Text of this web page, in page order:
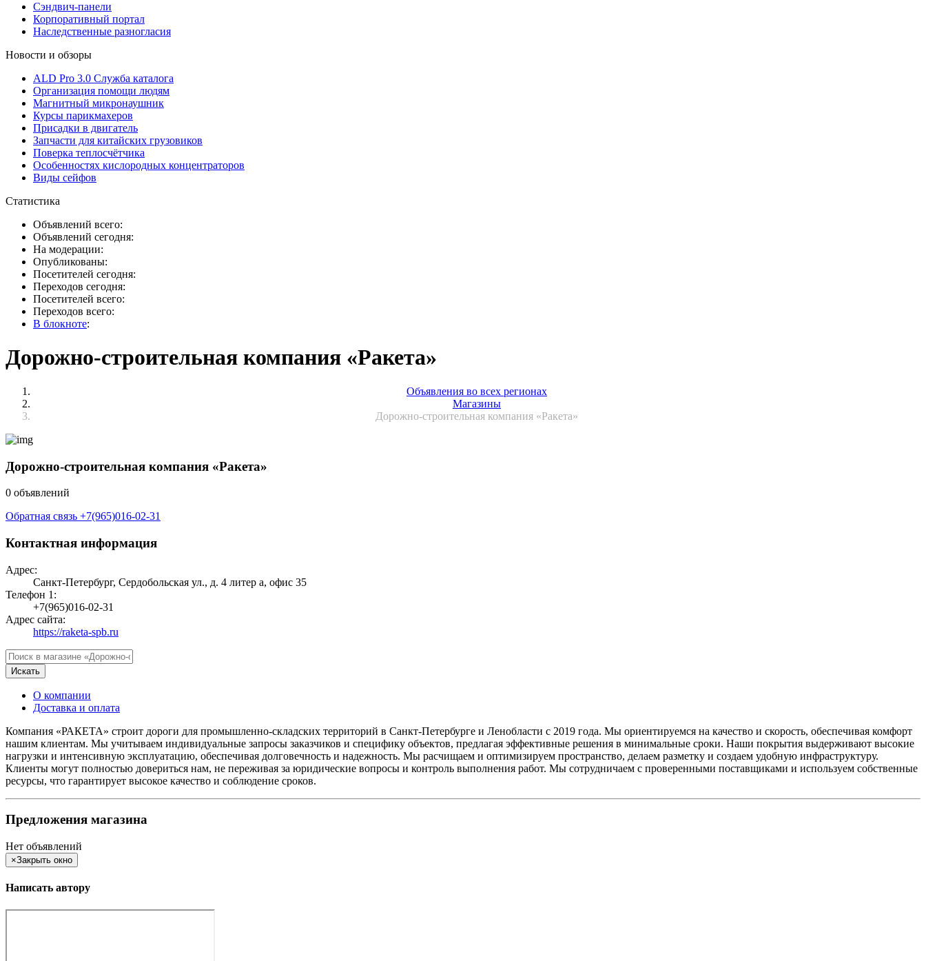
Сэндвич-панели
Корпоративный портал
Наследственные разногласия
Новости и обзоры
ALD Pro 3.0 Служба каталога
Организация помощи людям
Магнитный микронаушник
Курсы парикмахеров
Присадки в двигатель
Запчасти для китайских грузовиков
Поверка теплосчётчика
Особенностях кислородных концентраторов
Виды сейфов
Статистика
Объявлений всего:
Объявлений сегодня:
На модерации:
Опубликованы:
Посетителей сегодня:
Переходов сегодня:
Посетителей всего:
Переходов всего:
В блокноте:
Дорожно-строительная компания «Ракета»
Объявления во всех регионах
Магазины
Дорожно-строительная компания «Ракета»
Дорожно-строительная компания «Ракета»
0 объявлений
Обратная связь +7(965)016-02-31
Контактная информация
Адрес:
Санкт-Петербург, Сердобольская ул., д. 4 литер а, офис 35
Телефон 1:
+7(965)016-02-31
Адрес сайта:
https://raketa-spb.ru
Искать
О компании
Доставка и оплата
Компания «РАКЕТА» строит дороги для промышленно-складских территорий в Санкт-Петербурге и Ленобласти с 2019 года. Мы ориентируемся на качество и скорость, обеспечивая комфорт
нашим клиентам. Мы учитываем индивидуальные запросы заказчиков и специфику объектов, предлагая эффективные решения в минимальные сроки. Наши покрытия выдерживают высокие
нагрузки и интенсивную эксплуатацию, обеспечивая долговечность и надежность. Мы расчищаем и оптимизируем пространство, делаем разметку и создаем удобную инфраструктуру.
Клиенты могут полностью довериться нам, не переживая за юридические вопросы и контроль выполнения работ. Мы сотрудничаем с проверенными поставщиками и используем собственные
ресурсы, что гарантирует высокое качество и соблюдение сроков.
Предложения магазина
Нет объявлений
×Закрыть окно
Написать автору